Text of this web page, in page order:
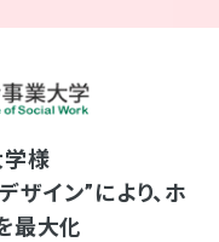
学様
ザイン”により、ホ
最大化